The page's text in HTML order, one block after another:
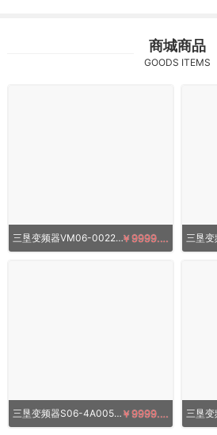
商城商品
GOODS ITEMS
三垦变频器VM06-0022-N4 2.2KW 380V ￥9999.00
三垦变频器S06-4A005-B1.5KW 380V ￥9999.00